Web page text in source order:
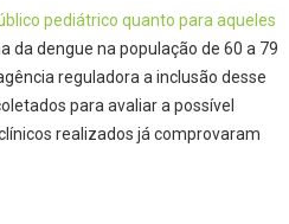
pediátrico quanto para aqueles
da dengue na população de 60 a 79
reguladora a inclusão desse
para avaliar a possível
realizados já comprovaram